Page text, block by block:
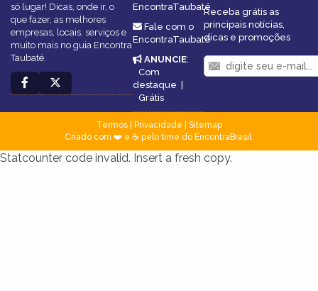
só lugar! Dicas, onde ir, o
que fazer, as melhores
empresas, locais, serviços e
muito mais no guia Encontra
Taubaté.
EncontraTaubaté
Fale com o
EncontraTaubaté
ANUNCIE:
Com
destaque |
Grátis
Receba grátis as
principais notícias,
dicas e promoções
Termos| Privacidade
Sitemap
Criado com ❤️ e ☕ pelo time do EncontraBrasil
Statcounter code invalid. Insert a fresh copy.